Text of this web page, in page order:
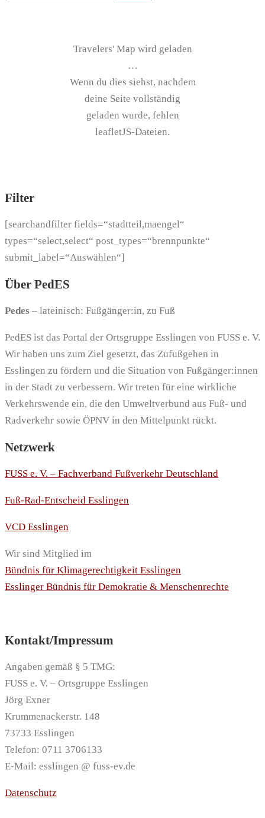
Travelers' Map wird geladen
…
Wenn du dies siehst, nachdem
deine Seite vollständig
geladen wurde, fehlen
leafletJS-Dateien.
Filter
[searchandfilter fields=“stadtteil,maengel“
types=“select,select“ post_types=“brennpunkte“
submit_label=“Auswählen“]
Über PedES
Pedes – lateinisch: Fußgänger:in, zu Fuß
PedES ist das Portal der Ortsgruppe Esslingen von FUSS e. V.
Wir haben uns zum Ziel gesetzt, das Zufußgehen in
Esslingen zu fördern und die Situation von Fußgänger:innen
in der Stadt zu verbessern. Wir treten für eine wirkliche
Verkehrswende ein, die den Umweltverbund aus Fuß- und
Radverkehr sowie ÖPNV in den Mittelpunkt rückt.
Netzwerk
FUSS e. V. – Fachverband Fußverkehr Deutschland
Fuß-Rad-Entscheid Esslingen
VCD Esslingen
Wir sind Mitglied im
Bündnis für Klimagerechtigkeit Esslingen
Esslinger Bündnis für Demokratie & Menschenrechte
Kontakt/Impressum
Angaben gemäß § 5 TMG:
FUSS e. V. – Ortsgruppe Esslingen
Jörg Exner
Krummenackerstr. 148
73733 Esslingen
Telefon: 0711 3706133
E-Mail: esslingen @ fuss-ev.de
Datenschutz